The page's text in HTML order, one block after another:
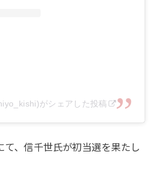
がシェアした投稿
て、信千世氏が初当選を果たし